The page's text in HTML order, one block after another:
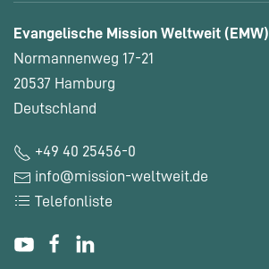
Evangelische Mission Weltweit (EMW)
Normannenweg 17-21
20537 Hamburg
Deutschland
+49 40 25456-0
info@mission-weltweit.de
Telefonliste